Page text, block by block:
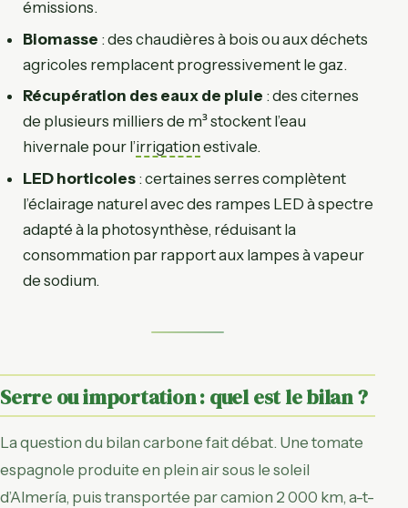
émissions.
Biomasse : des chaudières à bois ou aux déchets
agricoles remplacent progressivement le gaz.
Récupération des eaux de pluie : des citernes
de plusieurs milliers de m³ stockent l’eau
hivernale pour l’irrigation estivale.
LED horticoles : certaines serres complètent
l’éclairage naturel avec des rampes LED à spectre
adapté à la photosynthèse, réduisant la
consommation par rapport aux lampes à vapeur
de sodium.
Serre ou importation : quel est le bilan ?
La question du bilan carbone fait débat. Une tomate
espagnole produite en plein air sous le soleil
d’Almería, puis transportée par camion 2 000 km, a-t-